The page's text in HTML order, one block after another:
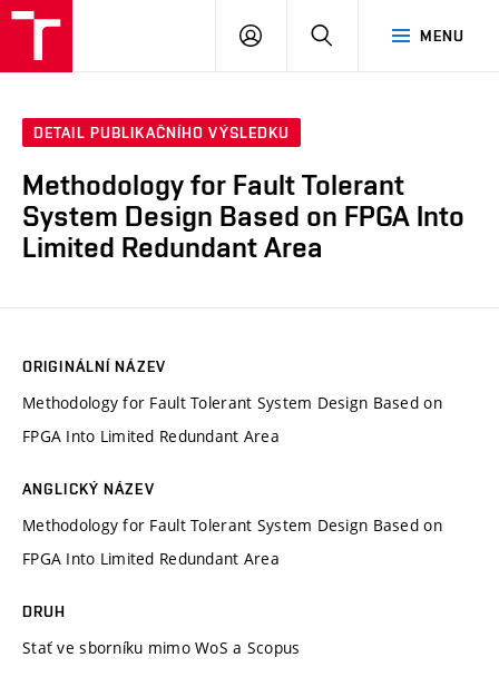
MENU
PŘIHLÁSIT
DETAIL PUBLIKAČNÍHO VÝSLEDKU
Methodology for Fault Tolerant
System Design Based on FPGA Into
Limited Redundant Area
ORIGINÁLNÍ NÁZEV
Methodology for Fault Tolerant System Design Based on
FPGA Into Limited Redundant Area
ANGLICKÝ NÁZEV
Methodology for Fault Tolerant System Design Based on
FPGA Into Limited Redundant Area
DRUH
Stať ve sborníku mimo WoS a Scopus